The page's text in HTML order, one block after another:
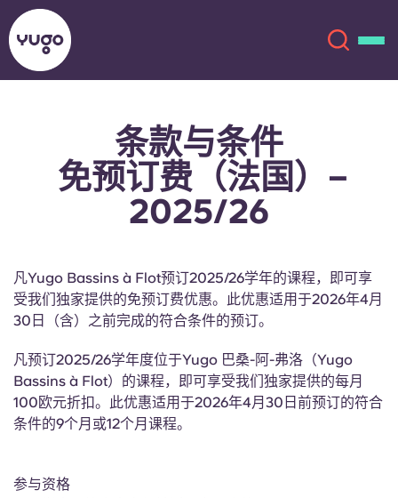
地点
账户 语言
English (GB)
选择一个国家
选择一间公寓
立即预订
English (GB)
English (US)
Català Deutsch
Italian French
Portuguese
条款与条件
免预订费（法国）–
2025/26
凡Yugo Bassins à Flot预订2025/26学年的课程，即可享
受我们独家提供的免预订费优惠。此优惠适用于2026年4月
30日（含）之前完成的符合条件的预订。
凡预订2025/26学年度位于Yugo 巴桑-阿-弗洛（Yugo
Bassins à Flot）的课程，即可享受我们独家提供的每月
100欧元折扣。此优惠适用于2026年4月30日前预订的符合
条件的9个月或12个月课程。
参与资格